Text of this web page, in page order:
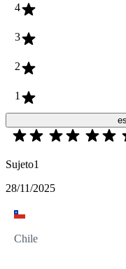
4
3
2
1
Sujeto1
28/11/2025
Chile